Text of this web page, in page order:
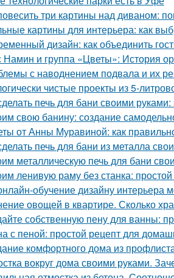
три картины над диваном:
картины для интерьера: как
дизайн: как объединить
Намин и группа «Цветы»: История
с наводнением подвала и их
чистые проекты из 5-
печь для бани своими
свою банину: создание
от Анны Муравиной: как
печь для бани из металла
металлическую печь для бани
ленивую раму без станка:
обучение дизайну интерьера
овощей в квартире. Сколько
собственную пену для ванны:
с пеной: простой рецепт для
комфортного дома из
вокруг дома своими руками.